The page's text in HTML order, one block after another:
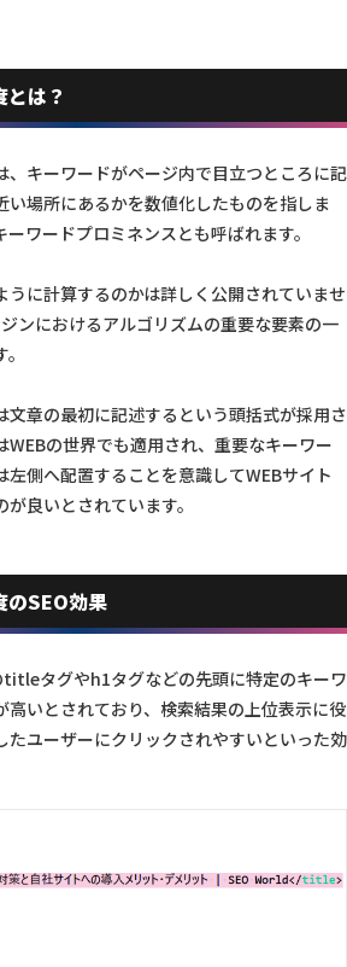
は？
、キーワードがページ内で目立つところに記
い場所にあるかを数値化したものを指しま
ワードプロミネンスとも呼ばれます。
うに計算するのかは詳しく公開されていませ
ンにおけるアルゴリズムの重要な要素の一
文章の最初に記述するという頭括式が採用さ
WEBの世界でも適用され、重要なキーワー
左側へ配置することを意識してWEBサイト
良いとされています。
のSEO効果
titleタグやh1タグなどの先頭に特定のキーワ
高いとされており、検索結果の上位表示に役
たユーザーにクリックされやすいといった効